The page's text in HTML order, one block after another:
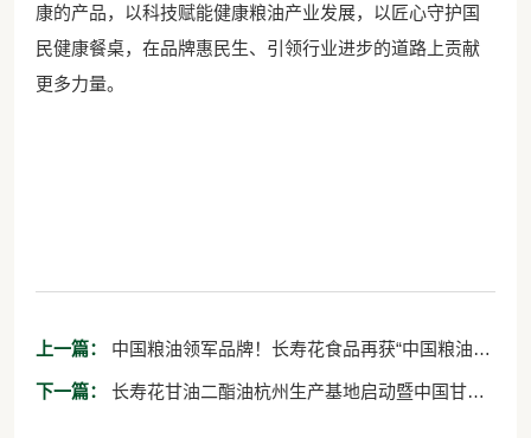
康的产品，以科技赋能健康粮油产业发展，以匠心守护国
民健康餐桌，在品牌惠民生、引领行业进步的道路上贡献
更多力量。
上一篇：
榜”两项大奖
下一篇：